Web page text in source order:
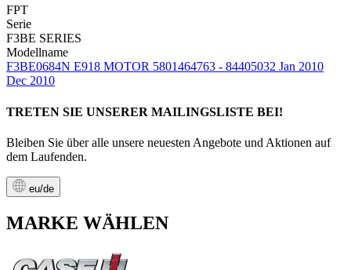
FPT
Serie
F3BE SERIES
Modellname
F3BE0684N E918 MOTOR 5801464763 - 84405032 Jan 2010
Dec 2010
TRETEN SIE UNSERER MAILINGSLISTE BEI!
Bleiben Sie über alle unsere neuesten Angebote und Aktionen auf
dem Laufenden.
eu/de
MARKE WÄHLEN